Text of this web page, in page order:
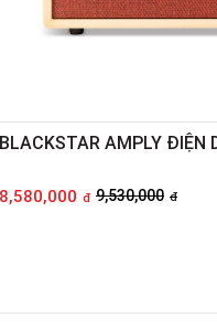
BLACKSTAR AMPLY ĐIỆN
8,580,000 đ 9,530,000 đ